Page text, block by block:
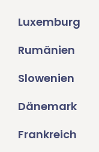
Luxemburg
Rumänien
Slowenien
Dänemark
Frankreich